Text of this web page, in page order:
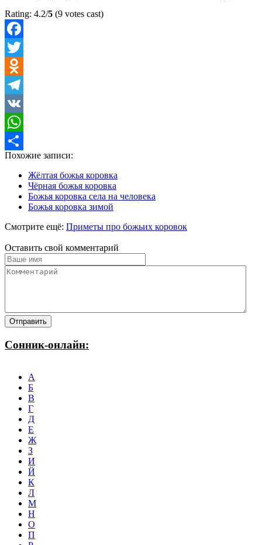
Rating: 4.2/5 (9 votes cast)
Facebook
Twitter
Odnoklassniki
Telegram
VK
WhatsApp
Отправить
Похожие записи:
Жёлтая божья коровка
Чёрная божья коровка
Божья коровка села на человека
Божья коровка зимой
Смотрите ещё: Приметы про божьих коровок
Оставить свой комментарий
Сонник-онлайн:
А
Б
В
Г
Д
Е
Ж
З
И
Й
К
Л
М
Н
О
П